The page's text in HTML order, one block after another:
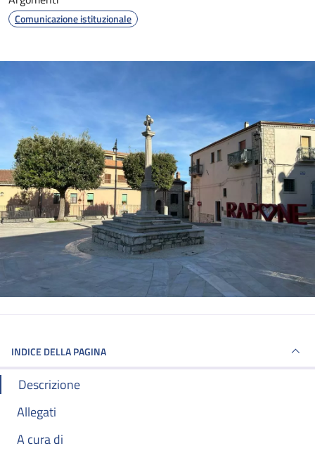
Comunicazione istituzionale
INDICE DELLA PAGINA
Descrizione
Allegati
A cura di